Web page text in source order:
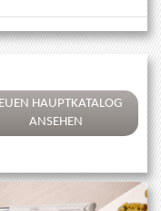
HAUPTKATALOG
ANSEHEN